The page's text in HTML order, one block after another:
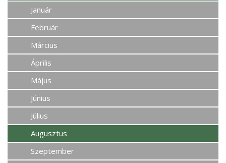
Január
Február
Március
Április
Május
Június
Július
Augusztus
Szeptember